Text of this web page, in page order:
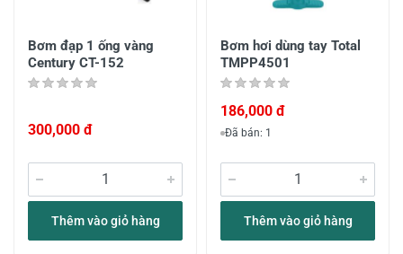
Bơm đạp 1 ống vàng
Century CT-152
300,000 đ
Thêm vào giỏ hàng
Bơm hơi dùng tay Total
TMPP4501
186,000 đ
Đã bán: 1
Thêm vào giỏ hàng